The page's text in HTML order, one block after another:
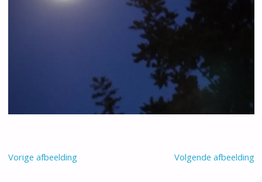
Vorige afbeelding Volgende afbeelding